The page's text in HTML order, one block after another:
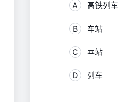
A 高铁列车
B 车站
C 本站
D 列车